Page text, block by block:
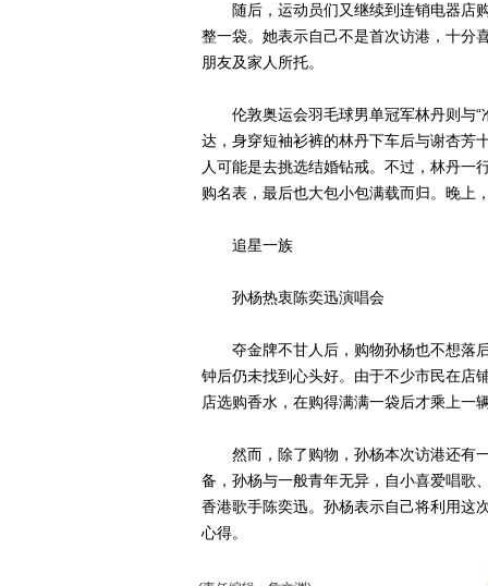
随后，运动员们又继续到连销电器店购
整一袋。她表示自己不是首次访港，十分
朋友及家人所托。
伦敦奥运会羽毛球男单冠军林丹则与“
达，身穿短袖衫裤的林丹下车后与谢杏芳
人可能是去挑选结婚钻戒。不过，林丹一
购名表，最后也大包小包满载而归。晚上
追星一族
孙杨热衷陈奕迅演唱会
夺金牌不甘人后，购物孙杨也不想落后
钟后仍未找到心头好。由于不少市民在店
店选购香水，在购得满满一袋后才乘上一
然而，除了购物，孙杨本次访港还有一
备，孙杨与一般青年无异，自小喜爱唱歌
香港歌手陈奕迅。孙杨表示自己将利用这
心得。